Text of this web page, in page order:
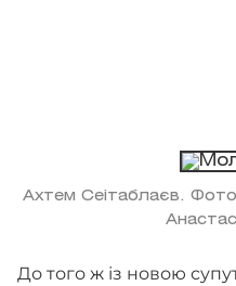
Ахтем Сеітаблаєв.
До того ж із новою